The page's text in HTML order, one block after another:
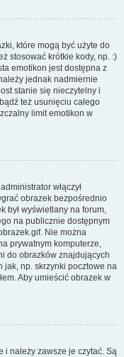
które mogą być użyte do
stosować krótkie kody, np. :)
emotikon jest dostępna z
jednak nadmiernie
stanie się nieczytelny i
też usunięciu całego
limit emotikon w
włączył
obrazek bezpośrednio
był wyświetlany na forum,
na publicznie dostępnym
Nie można
prywatnym komputerze,
do obrazków znajdujących
jak, np. skrzynki pocztowe na
Aby umieścić obrazek w
i należy zawsze je czytać. Są